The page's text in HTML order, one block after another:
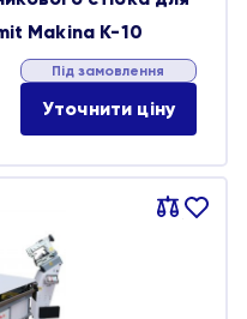
Makina K-10
Під замовлення
Уточнити ціну
Порівняти
В